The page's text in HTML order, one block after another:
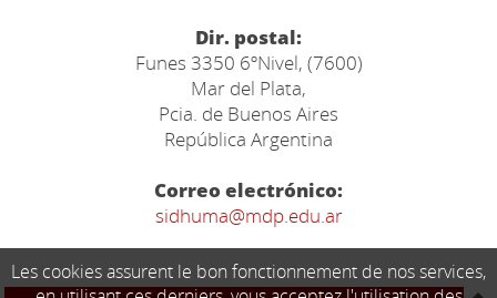
Dir. postal:
Funes 3350 6ºNivel, (7600)
Mar del Plata,
Pcia. de Buenos Aires
República Argentina
Correo electrónico:
sidhuma@mdp.edu.ar
Les cookies assurent le bon fonctionnement de nos services,